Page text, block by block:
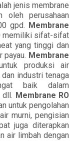
jenis membrane
oleh perusahaan
gpd. Membrane
memiliki sifat-sifat
yang tinggi dan
payau. Membrane
produksi air
industri tenaga
baik dalam
dll. Membrane RO
untuk pengolahan
murni, pengisian
juga diterapkan
air limbah dengan